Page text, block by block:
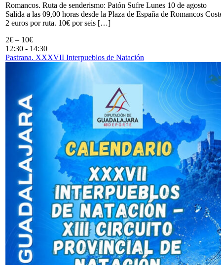
Romancos. Ruta de senderismo: Patón Sufre Lunes 10 de agosto
Salida a las 09,00 horas desde la Plaza de España de Romancos
2 euros por ruta. 10€ por seis […]
2€ – 10€
12:30 - 14:30
Pastrana. XXXVII Interpueblos de Natación